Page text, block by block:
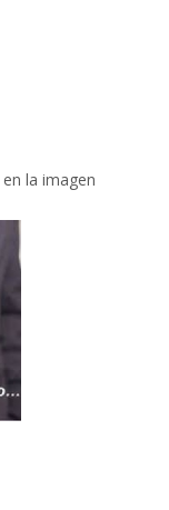
la imagen